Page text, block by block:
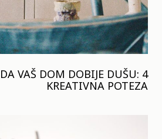
VAŠ DOM DOBIJE DUŠU: 4
KREATIVNA POTEZA